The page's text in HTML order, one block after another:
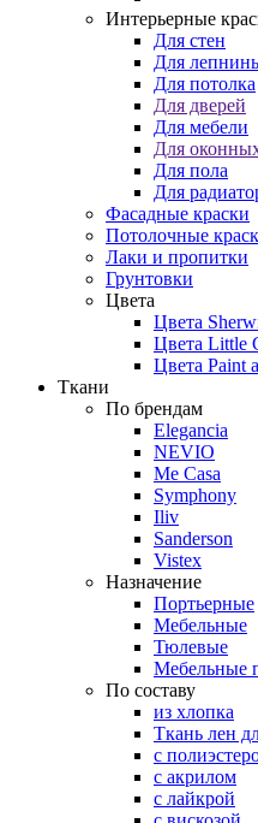
Интерьерные
Для стен
Для
Для потолка
Для дверей
Для мебели
Для
Для пола
Для
Фасадные краски
Потолочные
Лаки и пропитки
Грунтовки
Цвета
Цвета
Цвета Little
Цвета Paint
Ткани
По брендам
Elegancia
NEVIO
Me Casa
Symphony
Iliv
Sanderson
Vistex
Назначение
Портьерные
Мебельные
Тюлевые
Мебельные
По составу
из хлопка
Ткань лен
с
с акрилом
с лайкрой